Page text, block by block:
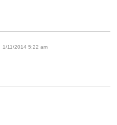
1/11/2014 5:22 am